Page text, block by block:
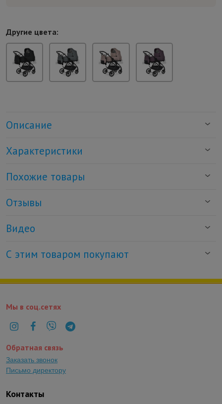
Другие цвета:
Описание
Характеристики
Похожие товары
Отзывы
Видео
С этим товаром покупают
Контакты
Мы в соц.сетях
Обратная связь
Заказать звонок
Письмо директору